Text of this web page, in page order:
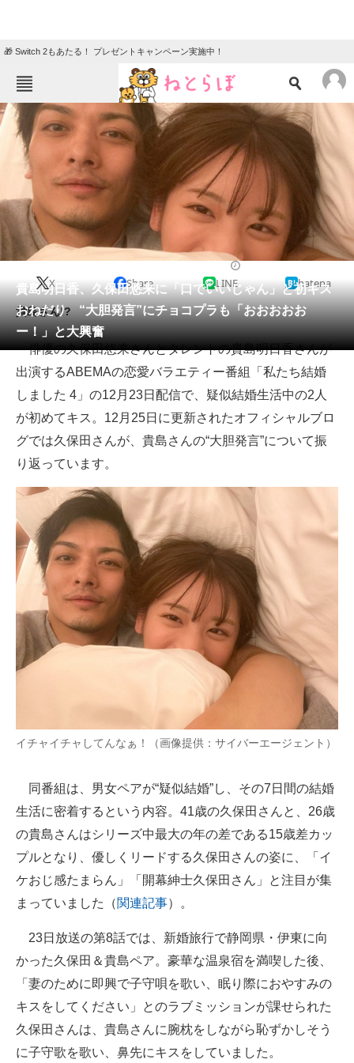
🎁 Switch 2もあたる！ プレゼントキャンペーン実施中！
ねとらぼメニュー
TOP ニュース
エンタメ クイズ
グルメ 地域
住まい 教育・育児
リサーチ
会員記事
メディア
注目記事を集めた総合ページ
ITの今と未来を見通す
スマホと通信の最新トレンド
好きが集まる 比べて選べる
ビジネスと働き方のヒント
AI活用のいまが分かる
企業ITのトレンドを詳説
経営リーダーのコミュニティ
マーケ×ITの今がよく分かる
企業向けIT製品の総合サイト
製造業のIT導入・活用を支援
モノづくり技術者専門サイト
エレクトロニクス専門サイト
電子設計の基本と応用
エネルギーの専門メディア
建設×テクノロジーの最前線
ちょっと気になるネットの話題
貴島明日香、久保田悠来に「口でいいじゃん」と初キス
おねだり “大胆発言”にチョコプラも「おおおおお
ー！」と大興奮
X Share LINE hatena
貴島さん!?
俳優の久保田悠来さんとタレントの貴島明日香さんが
出演するABEMAの恋愛バラエティー番組「私たち結婚
しました 4」の12月23日配信で、疑似結婚生活中の2人
が初めてキス。12月25日に更新されたオフィシャルブロ
グでは久保田さんが、貴島さんの“大胆発言”について振
り返っています。
イチャイチャしてんなぁ！（画像提供：サイバーエージェント）
同番組は、男女ペアが“疑似結婚”し、その7日間の結婚
生活に密着するという内容。41歳の久保田さんと、26歳
の貴島さんはシリーズ中最大の年の差である15歳差カッ
プルとなり、優しくリードする久保田さんの姿に、「イ
ケおじ感たまらん」「開幕紳士久保田さん」と注目が集
まっていました（関連記事）。
23日放送の第8話では、新婚旅行で静岡県・伊東に向
かった久保田＆貴島ペア。豪華な温泉宿を満喫した後、
「妻のために即興で子守唄を歌い、眠り際におやすみの
キスをしてください」とのラブミッションが課せられた
久保田さんは、貴島さんに腕枕をしながら恥ずかしそう
に子守歌を歌い、鼻先にキスをしていました。